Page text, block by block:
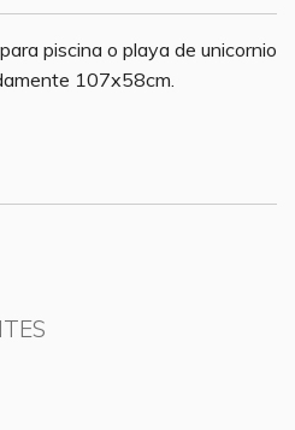
piscina o playa de unicornio
107x58cm.